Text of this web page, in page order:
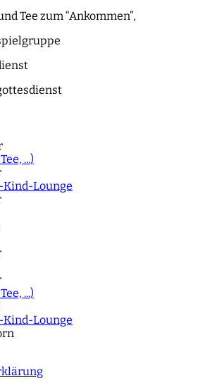
Tee zum “Ankommen”,
...)
Lounge
...)
Lounge